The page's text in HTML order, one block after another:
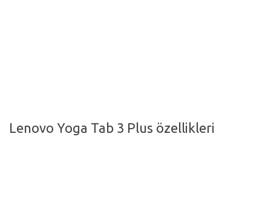
Cilt-Güzellik
Lenovo Yoga Tab 3 Plus özellikleri